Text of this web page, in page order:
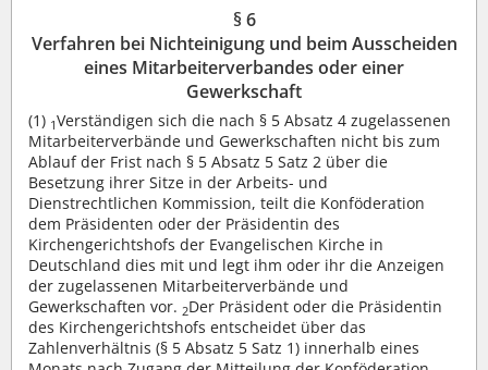
§ 6
Verfahren bei Nichteinigung und beim Ausscheiden
eines Mitarbeiterverbandes oder einer
Gewerkschaft
(1) 1Verständigen sich die nach § 5 Absatz 4 zugelassenen
Mitarbeiterverbände und Gewerkschaften nicht bis zum
Ablauf der Frist nach § 5 Absatz 5 Satz 2 über die
Besetzung ihrer Sitze in der Arbeits- und
Dienstrechtlichen Kommission, teilt die Konföderation
dem Präsidenten oder der Präsidentin des
Kirchengerichtshofs der Evangelischen Kirche in
Deutschland dies mit und legt ihm oder ihr die Anzeigen
der zugelassenen Mitarbeiterverbände und
Gewerkschaften vor. 2Der Präsident oder die Präsidentin
des Kirchengerichtshofs entscheidet über das
Zahlenverhältnis (§ 5 Absatz 5 Satz 1) innerhalb eines